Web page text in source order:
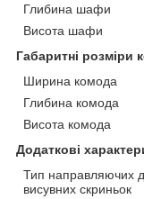
Глибина шафи
Висота шафи
Габаритні розміри
Ширина комода
Глибина комода
Висота комода
Додаткові
Тип направляючих
висувних скриньок